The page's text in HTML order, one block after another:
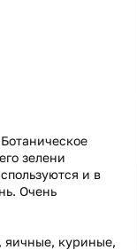
зелени
и в
Очень
яичные, куриные,